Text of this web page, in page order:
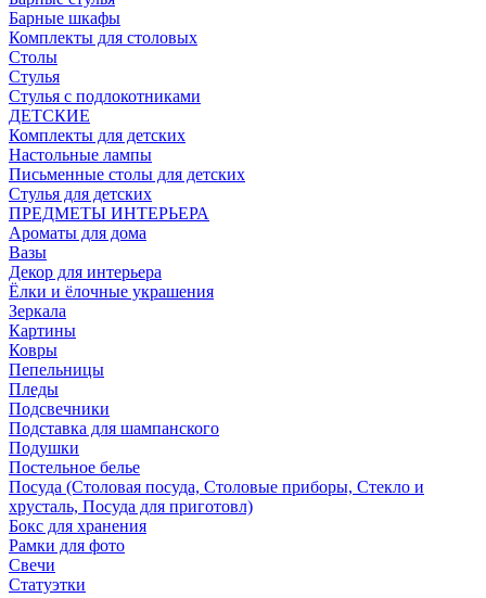
Барные шкафы
Комплекты для столовых
Столы
Стулья
Стулья с подлокотниками
ДЕТСКИЕ
Комплекты для детских
Настольные лампы
Письменные столы для детских
Стулья для детских
ПРЕДМЕТЫ ИНТЕРЬЕРА
Ароматы для дома
Вазы
Декор для интерьера
Ёлки и ёлочные украшения
Зеркала
Картины
Ковры
Пепельницы
Пледы
Подсвечники
Подставка для шампанского
Подушки
Постельное белье
Посуда (Столовая посуда, Столовые приборы, Стекло и
хрусталь, Посуда для приготовл)
Бокс для хранения
Рамки для фото
Свечи
Статуэтки